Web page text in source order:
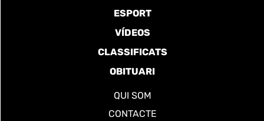
ESPORT
VÍDEOS
CLASSIFICATS
OBITUARI
QUI SOM
CONTACTE